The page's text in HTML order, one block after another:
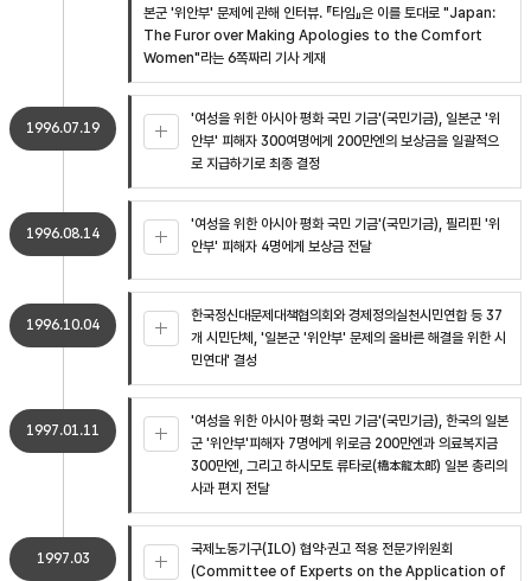
본군 '위안부' 문제에 관해 인터뷰. 『타임』은 이를 토대로 "Japan:
The Furor over Making Apologies to the Comfort
Women"라는 6쪽짜리 기사 게재
1996.07.19
'여성을 위한 아시아 평화 국민 기금'(국민기금), 일본군 '위
안부' 피해자 300여명에게 200만엔의 보상금을 일괄적으
로 지급하기로 최종 결정
1996.08.14
'여성을 위한 아시아 평화 국민 기금'(국민기금), 필리핀 '위
안부' 피해자 4명에게 보상금 전달
1996.10.04
한국정신대문제대책협의회와 경제정의실천시민연합 등 37
개 시민단체, '일본군 '위안부' 문제의 올바른 해결을 위한 시
민연대' 결성
1997.01.11
'여성을 위한 아시아 평화 국민 기금'(국민기금), 한국의 일본
군 '위안부'피해자 7명에게 위로금 200만엔과 의료복지금
300만엔, 그리고 하시모토 류타로(橋本龍太郞) 일본 총리의
사과 편지 전달
1997.03
국제노동기구(ILO) 협약·권고 적용 전문가위원회
(Committee of Experts on the Application of